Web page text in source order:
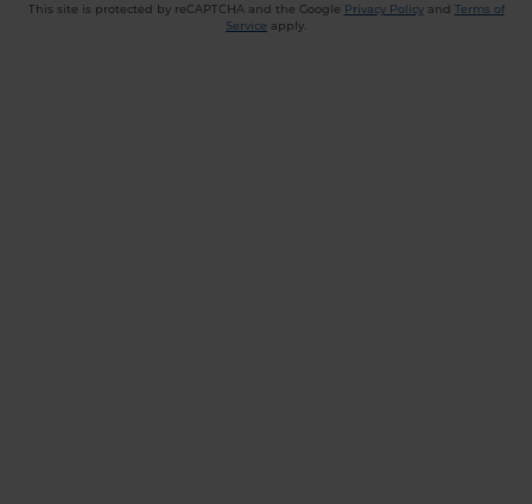
This site is protected by reCAPTCHA and the Google Privacy Policyand Terms of
Service apply.